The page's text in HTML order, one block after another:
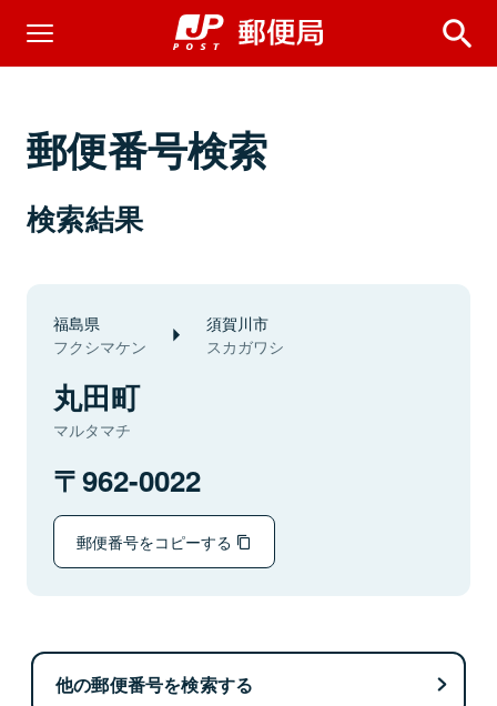
郵便番号検索
検索結果
福島県
フクシマケン
須賀川市
スカガワシ
丸田町
マルタマチ
962-0022
郵便番号をコピーする
他の郵便番号を検索する